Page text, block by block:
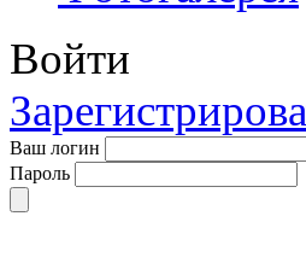
Войти
Ваш логин
Пароль